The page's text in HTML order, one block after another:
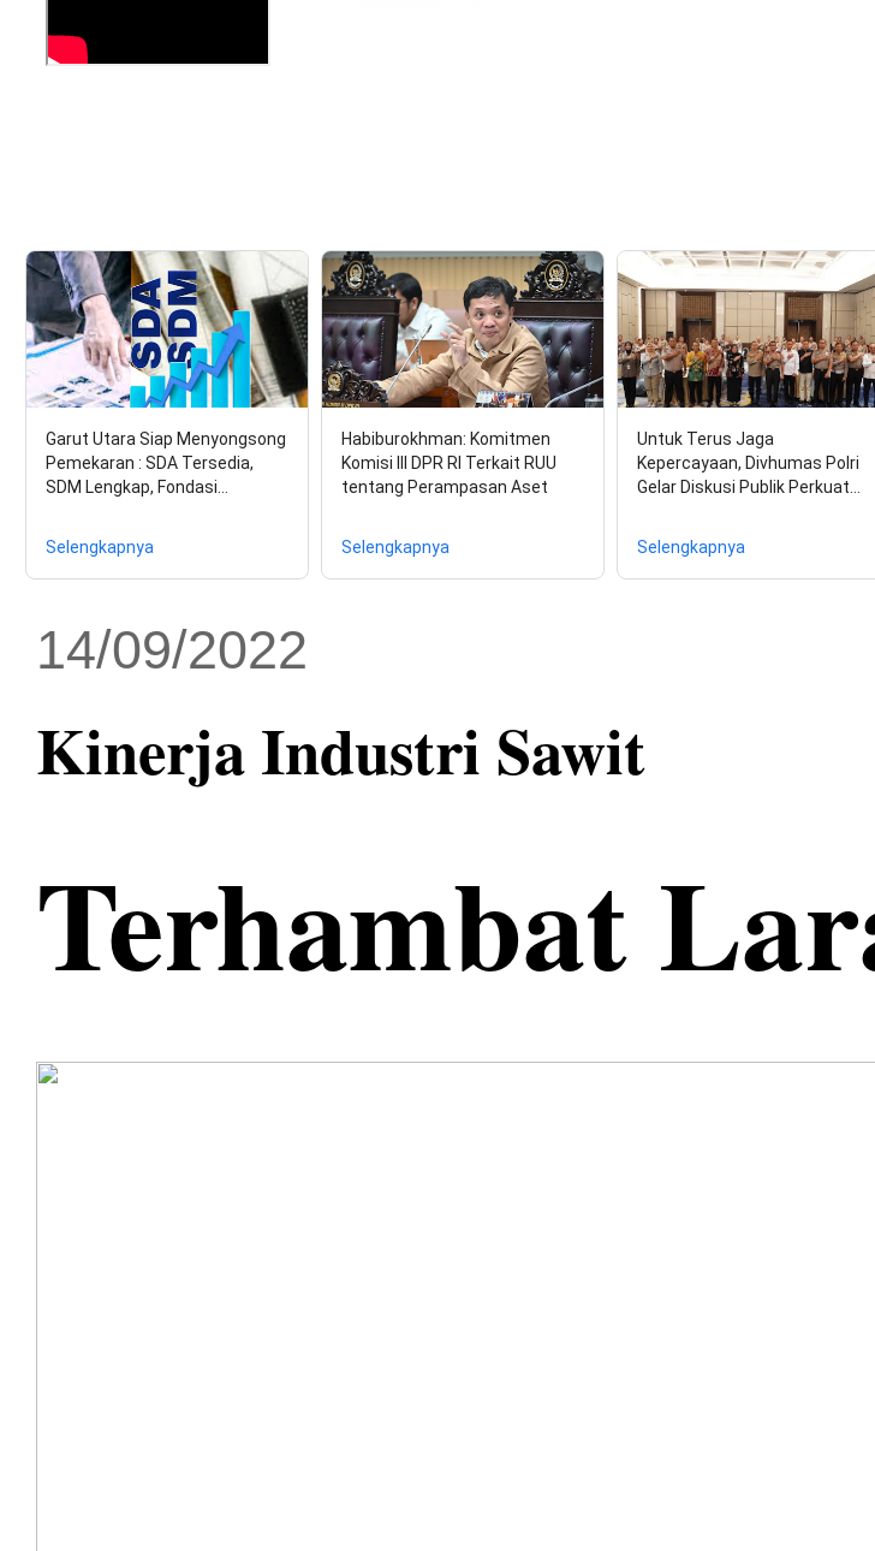
Garut Utara Siap Menyongsong
Pemekaran : SDA Tersedia,
SDM Lengkap, Fondasi…
Selengkapnya
Habiburokhman: Komitmen
Komisi III DPR RI Terkait RUU
tentang Perampasan Aset
Selengkapnya
Untuk Terus Jaga
Kepercayaan, Divhumas Polri
Gelar Diskusi Publik Perkuat…
Selengkapnya
14/09/2022
Kinerja Industri Sawit
Terhambat